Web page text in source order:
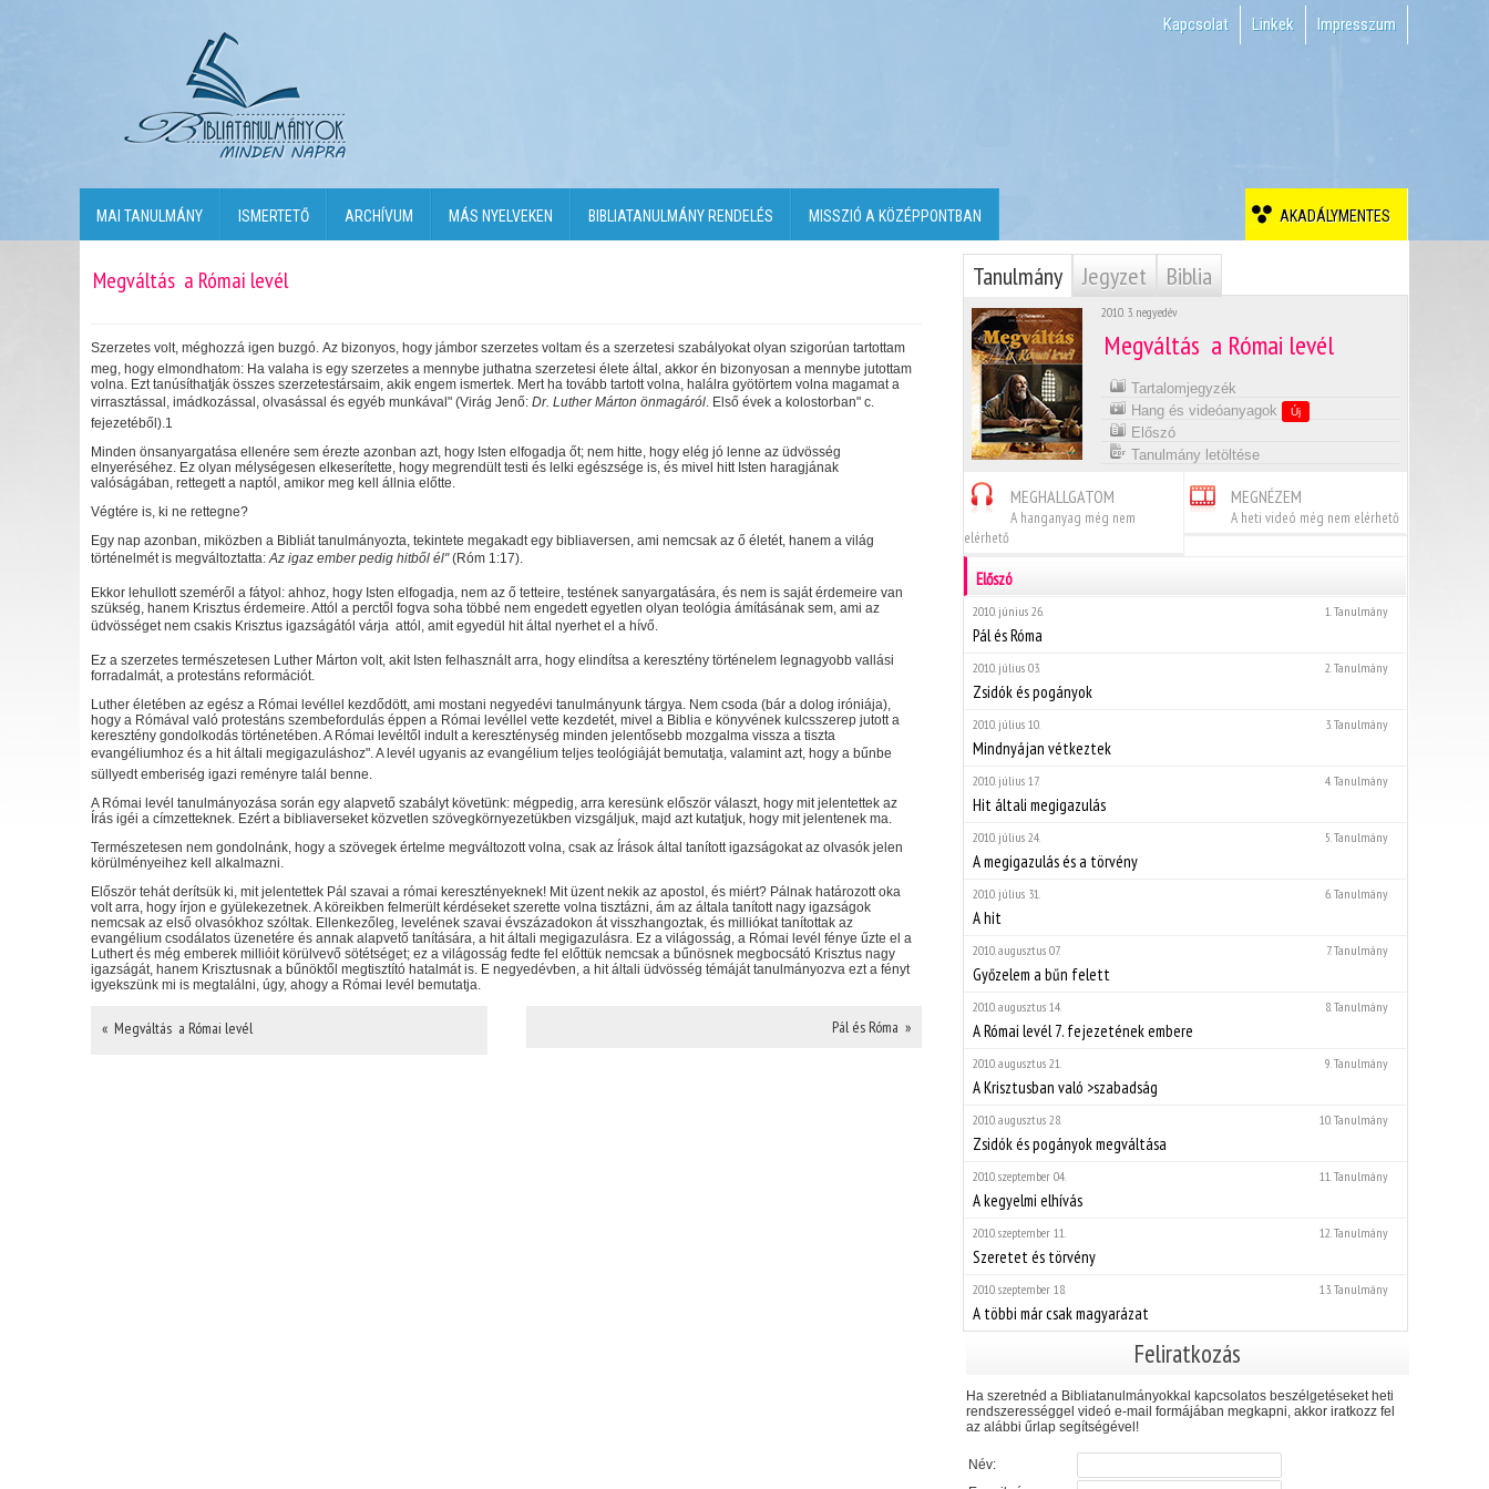
Kapcsolat Linkek Impresszum
MAI TANULMÁNY ISMERTETŐ ARCHÍVUM MÁS NYELVEKEN BIBLIATANULMÁNY RENDELÉS MISSZIÓ A KÖZÉPPONTBAN AKADÁLYMENTES
Megváltás  a Római levél
Szerzetes volt, méghozzá igen buzgó. Az bizonyos, hogy jámbor szerzetes voltam és a szerzetesi szabályokat olyan szigorúan tartottam
meg, hogy elmondhatom: Ha valaha is egy szerzetes a mennybe juthatna szerzetesi élete által, akkor én bizonyosan a mennybe jutottam
volna. Ezt tanúsíthatják összes szerzetestársaim, akik engem ismertek. Mert ha tovább tartott volna, halálra gyötörtem volna magamat a
virrasztással, imádkozással, olvasással és egyéb munkával" (Virág Jenő: Dr. Luther Márton önmagáról. Első évek a kolostorban" c.
fejezetéből).1
Minden önsanyargatása ellenére sem érezte azonban azt, hogy Isten elfogadja őt; nem hitte, hogy elég jó lenne az üdvösség
elnyeréséhez. Ez olyan mélységesen elkeserítette, hogy megrendült testi és lelki egészsége is, és mivel hitt Isten haragjának
valóságában, rettegett a naptól, amikor meg kell állnia előtte.
Végtére is, ki ne rettegne?
Egy nap azonban, miközben a Bibliát tanulmányozta, tekintete megakadt egy bibliaversen, ami nemcsak az ő életét, hanem a világ
történelmét is megváltoztatta:Az igaz ember pedig hitből él"(Róm 1:17).
Ekkor lehullott szeméről a fátyol: ahhoz, hogy Isten elfogadja, nem az ő tetteire, testének sanyargatására, és nem is saját érdemeire van
szükség, hanem Krisztus érdemeire. Attól a perctől fogva soha többé nem engedett egyetlen olyan teológia ámításának sem, ami az
üdvösséget nem csakis Krisztus igazságától várja  attól, amit egyedül hit által nyerhet el a hívő.
Ez a szerzetes természetesen Luther Márton volt, akit Isten felhasznált arra, hogy elindítsa a keresztény történelem legnagyobb vallási
forradalmát, a protestáns reformációt.
Luther életében az egész a Római levéllel kezdődött, ami mostani negyedévi tanulmányunk tárgya. Nem csoda (bár a dolog iróniája),
hogy a Rómával való protestáns szembefordulás éppen a Római levéllel vette kezdetét, mivel a Biblia e könyvének kulcsszerep jutott a
keresztény gondolkodás történetében. A Római levéltől indult a kereszténység minden jelentősebb mozgalma vissza a tiszta
evangéliumhoz és a hit általi megigazuláshoz". A levél ugyanis az evangélium teljes teológiáját bemutatja, valamint azt, hogy a bűnbe
süllyedt emberiség igazi reményre talál benne.
A Római levél tanulmányozása során egy alapvető szabályt követünk: mégpedig, arra keresünk először választ, hogy mit jelentettek az
Írás igéi a címzetteknek. Ezért a bibliaverseket közvetlen szövegkörnyezetükben vizsgáljuk, majd azt kutatjuk, hogy mit jelentenek ma.
Természetesen nem gondolnánk, hogy a szövegek értelme megváltozott volna, csak az Írások által tanított igazságokat az olvasók jelen
körülményeihez kell alkalmazni.
Először tehát derítsük ki, mit jelentettek Pál szavai a római keresztényeknek! Mit üzent nekik az apostol, és miért? Pálnak határozott oka
volt arra, hogy írjon e gyülekezetnek. A köreikben felmerült kérdéseket szerette volna tisztázni, ám az általa tanított nagy igazságok
nemcsak az első olvasókhoz szóltak. Ellenkezőleg, levelének szavai évszázadokon át visszhangoztak, és milliókat tanítottak az
evangélium csodálatos üzenetére és annak alapvető tanítására, a hit általi megigazulásra. Ez a világosság, a Római levél fénye űzte el a
Luthert és még emberek millióit körülvevő sötétséget; ez a világosság fedte fel előttük nemcsak a bűnösnek megbocsátó Krisztus nagy
igazságát, hanem Krisztusnak a bűnöktől megtisztító hatalmát is. E negyedévben, a hit általi üdvösség témáját tanulmányozva ezt a fényt
igyekszünk mi is megtalálni, úgy, ahogy a Római levél bemutatja.
« Megváltás  a Római levél Pál és Róma »
Tanulmány Jegyzet Biblia
2010. 3. negyedév
Megváltás  a Római levél
Tartalomjegyzék
Hang és videóanyagok
Új
Előszó
Tanulmány letöltése
MEGHALLGATOM
A hanganyag még nem
elérhető
MEGNÉZEM
A heti videó még nem elérhető
Előszó
1. Tanulmány
2010. június 26.
Pál és Róma
2. Tanulmány
2010. július 03.
Zsidók és pogányok
3. Tanulmány
2010. július 10.
Mindnyájan vétkeztek
4. Tanulmány
2010. július 17.
Hit általi megigazulás
5. Tanulmány
2010. július 24.
A megigazulás és a törvény
6. Tanulmány
2010. július 31.
A hit
7. Tanulmány
2010. augusztus 07.
Győzelem a bűn felett
8. Tanulmány
2010. augusztus 14.
A Római levél 7. fejezetének embere
9. Tanulmány
2010. augusztus 21.
A Krisztusban való >szabadság
10. Tanulmány
2010. augusztus 28.
Zsidók és pogányok megváltása
11. Tanulmány
2010. szeptember 04.
A kegyelmi elhívás
12. Tanulmány
2010. szeptember 11.
Szeretet és törvény
13. Tanulmány
2010. szeptember 18.
A többi már csak magyarázat
Feliratkozás
Ha szeretnéd a Bibliatanulmányokkal kapcsolatos beszélgetéseket heti
rendszerességgel videó e-mail formájában megkapni, akkor iratkozz fel
az alábbi űrlap segítségével!
Név: